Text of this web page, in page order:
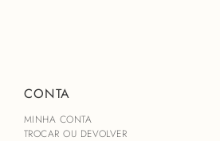
CONTA
MINHA CONTA
TROCAR OU DEVOLVER